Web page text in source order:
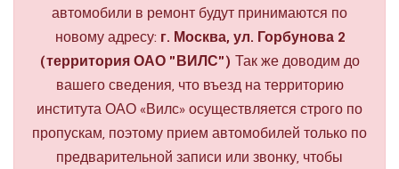
автомобили в ремонт будут принимаются по
новому адресу: г. Москва, ул. Горбунова 2
(территория ОАО "ВИЛС") Так же доводим до
вашего сведения, что въезд на территорию
института ОАО «Вилс» осуществляется строго по
пропускам, поэтому прием автомобилей только по
предварительной записи или звонку, чтобы